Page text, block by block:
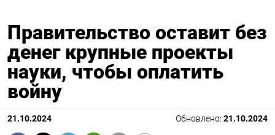
Правительство оставит без
денег крупные проекты
науки, чтобы оплатить
войну
21.10.2024 Обновлено: 21.10.2024